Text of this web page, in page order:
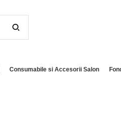
Consumabile si Accesorii Salon